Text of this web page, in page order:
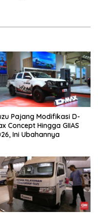
Pajang Modifikasi D-
Concept Hingga GIIAS
Ini Ubahannya